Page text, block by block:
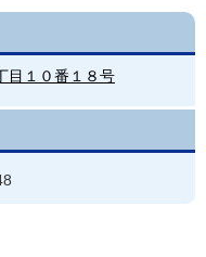
目１０番１８号